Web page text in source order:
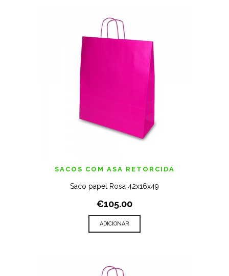
SACOS COM ASA RETORCIDA
Saco papel Rosa 42x16x49
€105.00
ADICIONAR